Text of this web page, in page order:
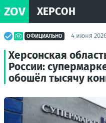
ZOV ХЕРСОН
ОФИЦИАЛЬНО 4 июня
Херсонская
России:
обошёл тысячу